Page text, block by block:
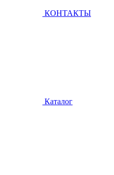
КОНТАКТЫ
Каталог